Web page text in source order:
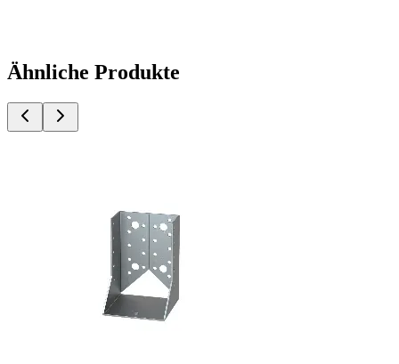
Ähnliche Produkte